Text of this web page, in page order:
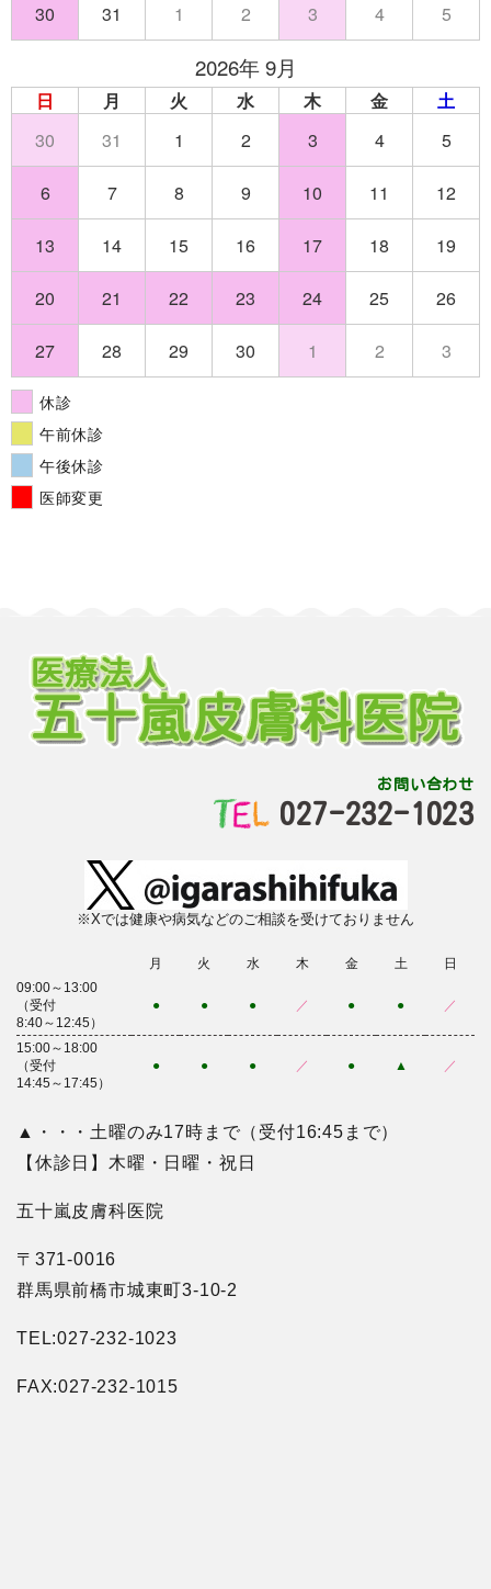
30 31 1 2 3 4 5
2026年 9月
日 月 火 水 木 金
土
30
31 1 2 3 4 5
6 7 8 9 10 11 12
13 14 15 16 17 18 19
20 21 22 23 24 25 26
27 28 29 30 1 2 3
休診
午前休診
午後休診
医師変更
お問い合わせ
027-232-1023
※Xでは健康や病気などのご相談を受けておりません
月 火 水 木 金 土
日
09:00～13:00
（受付
8:40～12:45）
● ● ● ／ ● ● ／
15:00～18:00
（受付
14:45～17:45）
● ● ● ／ ● ▲ ／
▲・・・土曜のみ17時まで（受付16:45まで）
【休診日】木曜・日曜・祝日
五十嵐皮膚科医院
〒371-0016
群馬県前橋市城東町3-10-2
TEL:027-232-1023
FAX:027-232-1015